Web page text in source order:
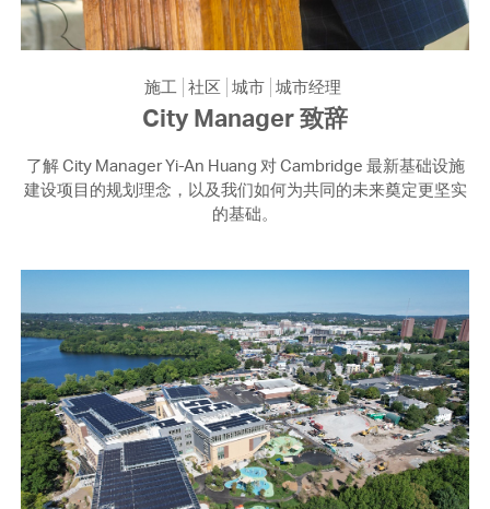
施工 社区 城市 城市经理
City Manager 致辞
了解 City Manager Yi-An Huang 对 Cambridge 最新基础设施
建设项目的规划理念，以及我们如何为共同的未来奠定更坚实
的基础。